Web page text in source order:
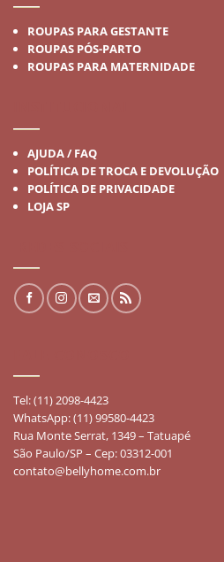
ROUPAS PARA GESTANTE
ROUPAS PÓS-PARTO
ROUPAS PARA MATERNIDADE
AJUDA / FAQ
POLÍTICA DE TROCA E DEVOLUÇÃO
POLÍTICA DE PRIVACIDADE
LOJA SP
Tel: (11) 2098-4423
WhatsApp: (11) 99580-4423
Rua Monte Serrat, 1349 – Tatuapé
São Paulo/SP – Cep: 03312-001
contato@bellyhome.com.br